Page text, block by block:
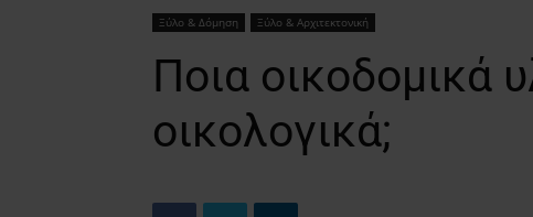
Ξύλο & Δόμηση Ξύλο & Αρχιτεκτονική
Ποια οικοδομικά
οικολογικά;